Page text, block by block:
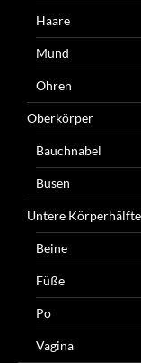
Haare
Mund
Ohren
Oberkörper
Bauchnabel
Busen
Untere Körperhälfte
Beine
Füße
Po
Vagina